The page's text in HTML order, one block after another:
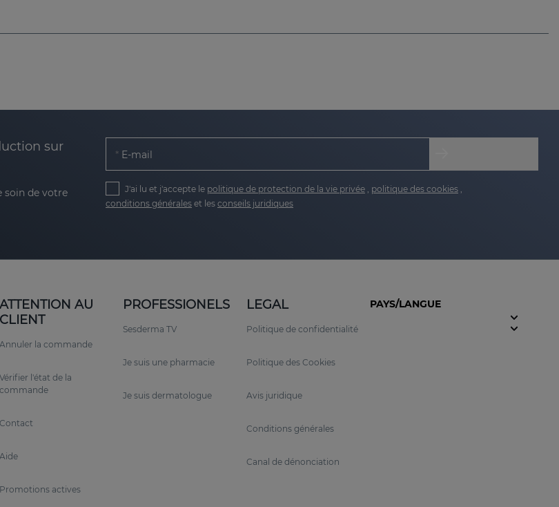
sur
soin de votre
E-mail
J'ai lu et j'accepte le politique de protection de la vie privée politique des cookies
conditions générales et les conseils juridiques
ATTENTION AU
CLIENT
Annuler la commande
Vérifier l'état de la
commande
Contact
Aide
Promotions actives
PROFESSIONELS
Sesderma TV
Je suis une pharmacie
Je suis dermatologue
LEGAL
Politique de confidentialité
Politique des Cookies
Avis juridique
Conditions générales
Canal de dénonciation
PAYS/LANGUE